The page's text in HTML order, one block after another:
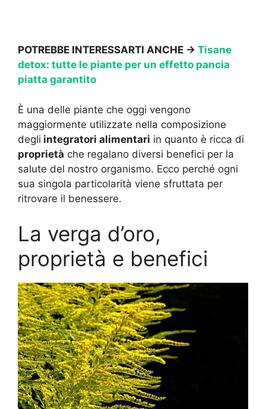
POTREBBE INTERESSARTI ANCHE -> Tisane
detox: tutte le piante per un effetto pancia
piatta garantito
È una delle piante che oggi vengono
maggiormente utilizzate nella composizione
degli integratori alimentari in quanto è ricca di
proprietà che regalano diversi benefici per la
salute del nostro organismo. Ecco perché ogni
sua singola particolarità viene sfruttata per
ritrovare il benessere.
La verga d’oro,
proprietà e benefici